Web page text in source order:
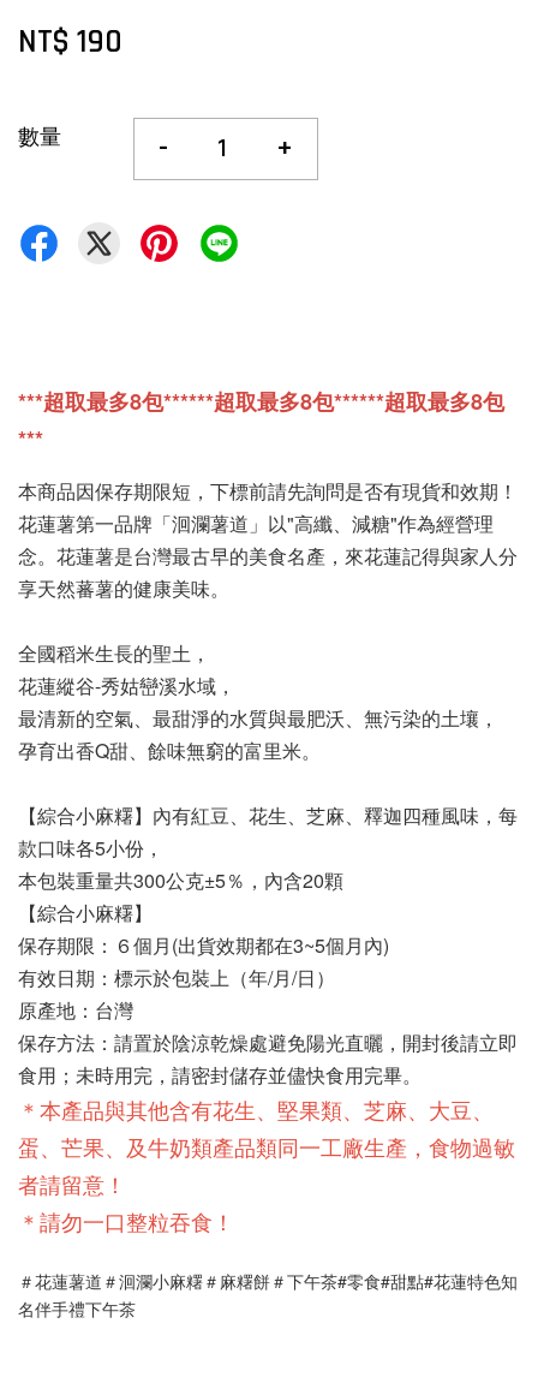
NT$ 190
數量 - +
***超取最多8包******超取最多8包******超取最多8包
***
本商品因保存期限短，下標前請先詢問是否有現貨和效期！
花蓮薯第一品牌「洄瀾薯道」以"高纖、減糖"作為經營理
念。花蓮薯是台灣最古早的美食名產，來花蓮記得與家人分
享天然蕃薯的健康美味。
全國稻米生長的聖土，
花蓮縱谷-秀姑巒溪水域，
最清新的空氣、最甜淨的水質與最肥沃、無污染的土壤，
孕育出香Q甜、餘味無窮的富里米。
【綜合小麻糬】內有紅豆、花生、芝麻、釋迦四種風味，每
款口味各5小份，
本包裝重量共300公克±5％，內含20顆
【綜合小麻糬】
保存期限：６個月(出貨效期都在3~5個月內)
有效日期：標示於包裝上（年/月/日）
原產地：台灣
保存方法：請置於陰涼乾燥處避免陽光直曬，開封後請立即
食用；未時用完，請密封儲存並儘快食用完畢。
＊本產品與其他含有花生、堅果類、芝麻、大豆、
蛋、芒果、及牛奶類產品類同一工廠生產，食物過敏
者請留意！
＊請勿一口整粒吞食！
＃花蓮薯道＃洄瀾小麻糬＃麻糬餅＃下午茶#零食#甜點#花蓮特色知
名伴手禮下午茶